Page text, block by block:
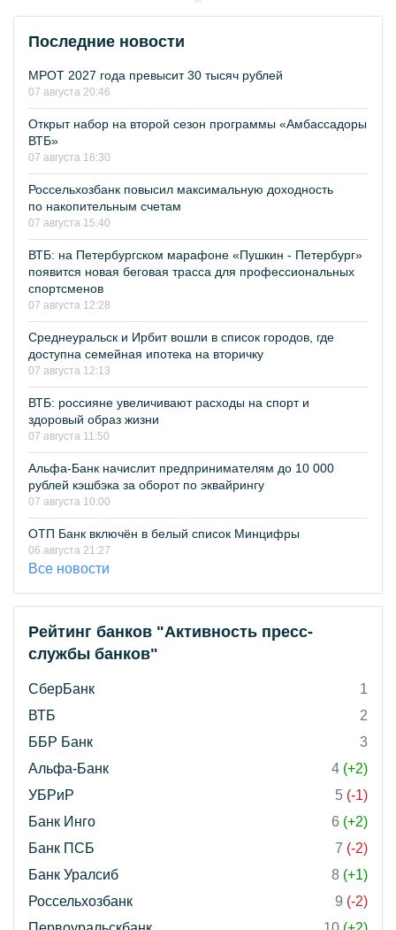
Последние новости
МРОТ 2027 года превысит 30 тысяч рублей
07 августа 20:46
Открыт набор на второй сезон программы «Амбассадоры
ВТБ»
07 августа 16:30
Россельхозбанк повысил максимальную доходность
по накопительным счетам
07 августа 15:40
ВТБ: на Петербургском марафоне «Пушкин - Петербург»
появится новая беговая трасса для профессиональных
спортсменов
07 августа 12:28
Среднеуральск и Ирбит вошли в список городов, где
доступна семейная ипотека на вторичку
07 августа 12:13
ВТБ: россияне увеличивают расходы на спорт и
здоровый образ жизни
07 августа 11:50
Альфа-Банк начислит предпринимателям до 10 000
рублей кэшбэка за оборот по эквайрингу
07 августа 10:00
ОТП Банк включён в белый список Минцифры
06 августа 21:27
Все новости
Рейтинг банков "Активность пресс-
службы банков"
СберБанк
1
ВТБ
2
ББР Банк
3
Альфа-Банк
4 (+2)
УБРиР
5 (-1)
Банк Инго
6 (+2)
Банк ПСБ
7 (-2)
Банк Уралсиб
8 (+1)
Россельхозбанк
9 (-2)